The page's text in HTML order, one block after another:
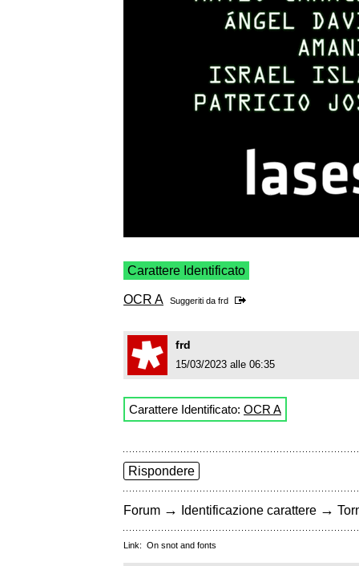
Carattere Identificato
OCR A Suggeriti da frd
frd
15/03/2023 alle 06:35
Carattere Identificato: OCR A
Rispondere
Forum → Identificazione carattere →
Link: On snot and fonts